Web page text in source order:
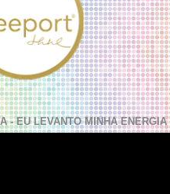
- EU LEVANTO MINHA ENERGIA